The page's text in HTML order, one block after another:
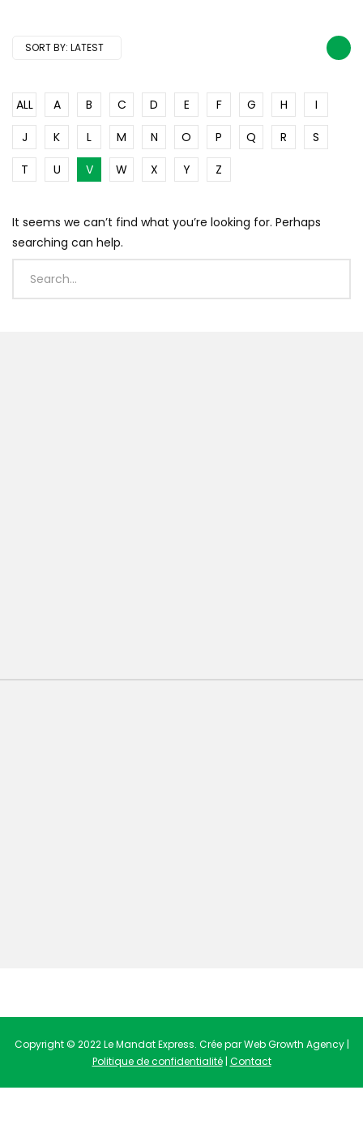
SORT BY: LATEST
ALL A B C D E F G H
I
J
K L M N O P Q R
S
T
U V W X Y Z
It seems we can’t find what you’re looking for. Perhaps
searching can help.
Copyright © 2022 Le Mandat Express. Crée par Web Growth Agency |
Politique de confidentialité| Contact